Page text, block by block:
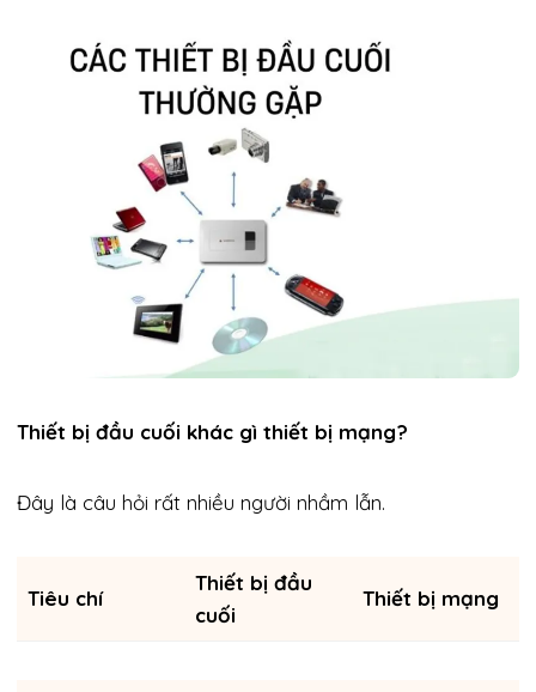
Thiết bị đầu cuối khác gì thiết bị mạng?
Đây là câu hỏi rất nhiều người nhầm lẫn.
Tiêu chí
Thiết bị đầu
cuối
Thiết bị mạng